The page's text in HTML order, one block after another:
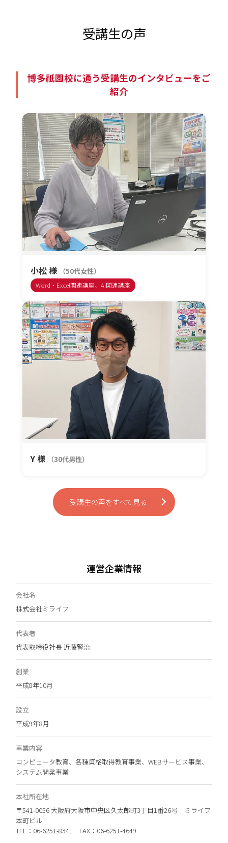
受講生の声
博多祇園校に通う受講生のインタビューをご
紹介
小松 様 （50代女性）
Word・Excel関連講座、AI関連講座
Y 様 （30代男性）
受講生の声をすべて見る
運営企業情報
会社名
株式会社ミライフ
代表者
代表取締役社長 近藤賢治
創業
平成8年10月
設立
平成9年8月
事業内容
コンピュータ教育、各種資格取得教育事業、WEBサービス事業、
システム開発事業
本社所在地
〒541-0056 大阪府大阪市中央区久太郎町3丁目1番26号 ミライフ
本町ビル
TEL：06-6251-8341 FAX：06-6251-4649